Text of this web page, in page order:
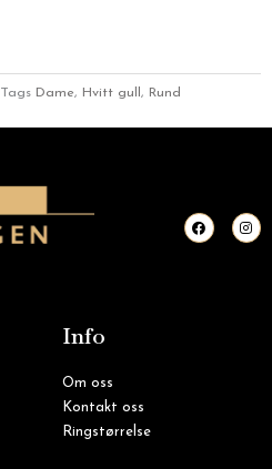
Tags Dame, Hvitt gull , Rund
F
a
c
I
n
s
Info
Om oss
Kontakt oss
Ringstørrelse